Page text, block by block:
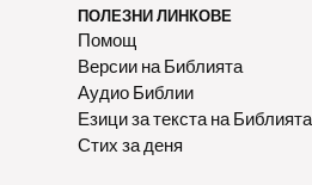
ПОЛЕЗНИ ЛИНКОВЕ
Помощ
Версии на Библията
Аудио Библии
Езици за текста на Библията
Стих за деня